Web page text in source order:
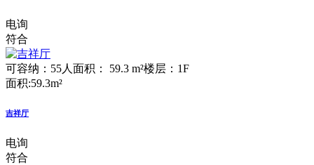
电询
符合
可容纳：55人 面积： 59.3 m²楼层：1F
面积:59.3m²
吉祥厅
电询
符合